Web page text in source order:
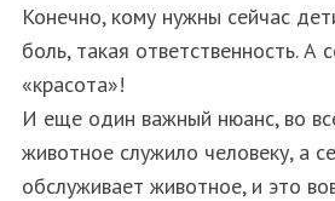
Конечно, кому нужны сейчас
боль, такая ответственность. А
«красота»!
И еще один важный нюанс, во
животное служило человеку, а
обслуживает животное, и это